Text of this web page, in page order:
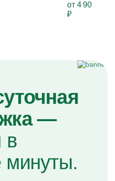
от 4 90
₽
—
в
минуты.